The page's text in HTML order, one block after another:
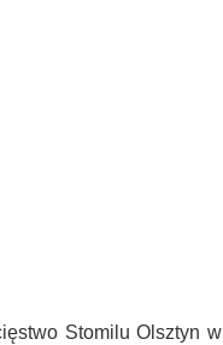
Stomilu Olsztyn w